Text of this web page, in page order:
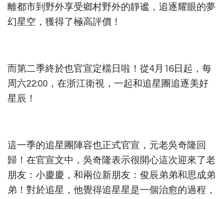
離都市到野外享受鄉村野外的靜谧，追逐耀眼的夢
幻星空，獲得了極高評價！
而第二季終於也官宣定檔日啦！從4月16日起，每
周六22:00，在浙江衛視，一起和追星團追逐美好
星辰！
這一季的追星團陣容也正式官宣，元老吳奇隆回
歸！在官宣文中，吳奇隆表示很開心這次迎來了老
朋友：小慶慶，和兩位新朋友：俊辰弟弟和思成弟
弟！對於追星，他覺得追星星是一個治愈的過程，